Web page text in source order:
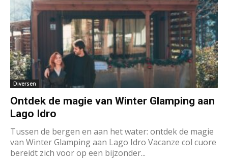
Diversen
Ontdek de magie van Winter Glamping aan
Lago Idro
Tussen de bergen en aan het water: ontdek de magie
van Winter Glamping aan Lago Idro Vacanze col cuore
bereidt zich voor op een bijzonder...